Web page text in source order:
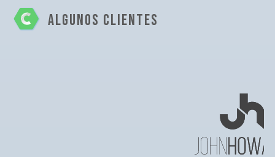
ALGUNOS CLIENTES